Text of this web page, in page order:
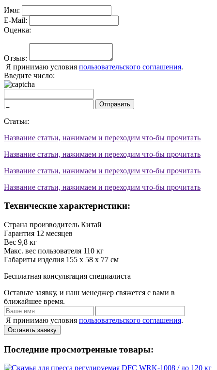
Имя:
E-Mail:
Оценка:
Отзыв:
Я принимаю условия пользовательского соглашения.
Введите число:
Отправить
Статьи:
Название статьи, нажимаем и переходим что-бы прочитать
Название статьи, нажимаем и переходим что-бы прочитать
Название статьи, нажимаем и переходим что-бы прочитать
Название статьи, нажимаем и переходим что-бы прочитать
Технические характеристики:
Страна производитель Китай
Гарантия 12 месяцев
Вес 9,8 кг
Макс. вес пользователя 110 кг
Габариты изделия 155 х 58 х 77 см
Бесплатная консультация специалиста
Оставьте заявку, и наш менеджер свяжется с вами в
ближайшее время.
Я принимаю условия пользовательского соглашения.
Оставить заявку
Последние просмотренные товары: